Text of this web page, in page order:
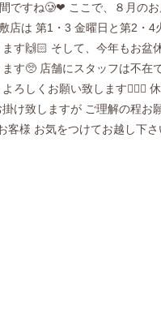
ですね🥲❤︎ ここで、８月の
敷店は 第1・3 金曜日と第2・
す🙌🏻 そして、今年もお盆
す🥺 店舗にスタッフは不在
ろしくお願い致します🙇🏻‍♀️
け致しますが ご理解の程
客様 お気をつけてお越し下